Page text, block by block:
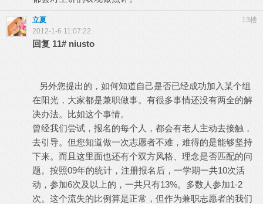
13楼
立夏
2012-1-6 11:07:22
回复 11# niusto
另外您提出的，如何知道自己是否已经成功加入某个组
在阳光，大家都是兼职做事。有很多事情还没有两全的解
决办法。比如这个事情。
曾经我们尝试，报名的每个人，都会有老人主动去接触，
去引导。但您知道做一次志愿者不难，难得的是能够坚持
下来。而且这里面也还有个双方风格、理念是否匹配的问
题。按照09年的统计，注册报名后，一学期一共10次活
动，参加6次及以上的，一共只有13%。多数人参加1-2
次。这个流失的比例算是正常，但作为兼职志愿者的我们